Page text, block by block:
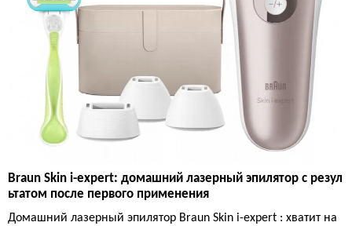
Braun Skin i-expert: домашний лазерный эпилятор с резул
ьтатом после первого применения
Домашний лазерный эпилятор Braun Skin i-expert : хватит на